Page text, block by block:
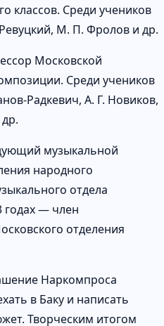
классов. Среди учеников
М. П. Фролов и др.
Московской
Среди учеников
Радкевич, А. Г. Новиков,
музыкальной
народного
отдела
— член
отделения
Наркомпроса
в Баку и написать
Творческим итогом